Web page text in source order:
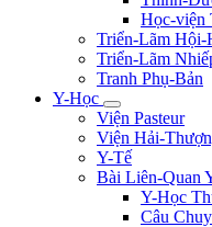
Học-viện
Triển-Lãm Hội-
Triển-Lãm
Tranh Phụ-Bản
Y-Học
Viện Pasteur
Viện Hải-
Y-Tế
Bài Liên-Quan
Y-Học
Câu